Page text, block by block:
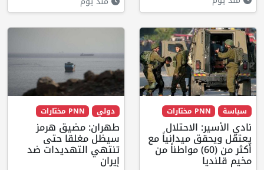
سياسة PNN مختارات
نادي الأسير: الاحتلال
يعتقل ويحقق ميدانياً مع
أكثر من (60) مواطناً من
مخيم قلنديا
دولي PNN مختارات
طهران: مضيق هرمز
سيظل مغلقا حتى
تنتهي التهديدات ضد
إيران